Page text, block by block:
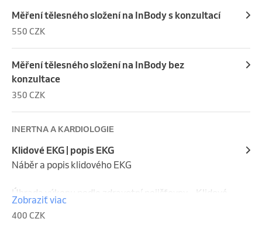
Měření tělesného složení na InBody s konzultací
550 CZK
Měření tělesného složení na InBody bez
konzultace
350 CZK
INERTNA A KARDIOLOGIE
Klidové EKG | popis EKG
Náběr a popis klidového EKG
Úhrada výkonu podle zdravotní pojišťovny – Klidové
EKG pro klienty starší 18 let.
Vyšetření klidovým EKG je hrazeno ze zdravotního
Zobraziť viac
400 CZK